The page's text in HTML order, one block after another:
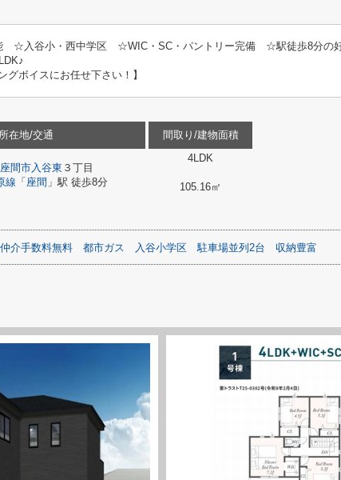
能 ☆入谷小・西中学区 ☆WIC・SC・パントリー完備 ☆駅徒歩8分の
グボイスにお任せ下さい！】
所在地/交通
座間市入谷東 ３丁目
線 「 座間 」駅 徒歩8分
間取り/建物面積
4LDK
105.16㎡
仲介手数料無料 都市ガス 入谷小学区 駐車場並列2台 収納豊富